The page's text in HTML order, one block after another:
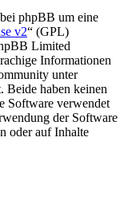
phpBB um eine
v2“ (GPL)
Limited
Informationen
unter
Beide haben keinen
Software verwendet
der Software
oder auf Inhalte